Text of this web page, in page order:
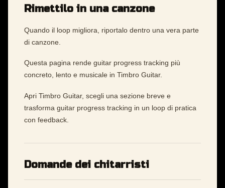
Rimettilo in una canzone
Quando il loop migliora, riportalo dentro una vera parte
di canzone.
Questa pagina rende guitar progress tracking più
concreto, lento e musicale in Timbro Guitar.
Apri Timbro Guitar, scegli una sezione breve e
trasforma guitar progress tracking in un loop di pratica
con feedback.
Domande dei chitarristi